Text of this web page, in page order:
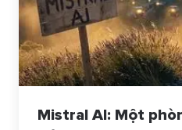
Mistral AI: Một